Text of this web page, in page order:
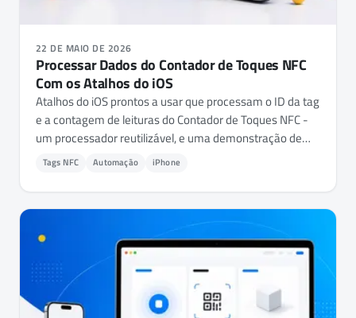
22 DE MAIO DE 2026
Processar Dados do Contador de Toques NFC
Com os Atalhos do iOS
Atalhos do iOS prontos a usar que processam o ID da tag
e a contagem de leituras do Contador de Toques NFC -
um processador reutilizável, e uma demonstração de
alerta de tag que o usa.
Tags NFC Automação iPhone